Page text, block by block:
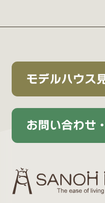
モデルハウス
お問い合わせ